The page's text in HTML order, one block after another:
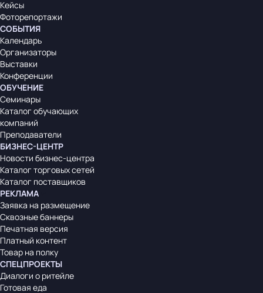
Кейсы
Фоторепортажи
СОБЫТИЯ
Календарь
Организаторы
Выставки
Конференции
ОБУЧЕНИЕ
Семинары
Каталог обучающих
компаний
Преподаватели
БИЗНЕС-ЦЕНТР
Новости бизнес-центра
Каталог торговых сетей
Каталог поставщиков
РЕКЛАМА
Заявка на размещение
Сквозные баннеры
Печатная версия
Платный контент
Товар на полку
СПЕЦПРОЕКТЫ
Диалоги о ритейле
Готовая еда